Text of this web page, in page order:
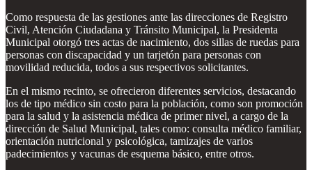
Como respuesta de las gestiones ante las direcciones de Registro
Civil, Atención Ciudadana y Tránsito Municipal, la Presidenta
Municipal otorgó tres actas de nacimiento, dos sillas de ruedas para
personas con discapacidad y un tarjetón para personas con
movilidad reducida, todos a sus respectivos solicitantes.
En el mismo recinto, se ofrecieron diferentes servicios, destacando
los de tipo médico sin costo para la población, como son promoción
para la salud y la asistencia médica de primer nivel, a cargo de la
dirección de Salud Municipal, tales como: consulta médico familiar,
orientación nutricional y psicológica, tamizajes de varios
padecimientos y vacunas de esquema básico, entre otros.